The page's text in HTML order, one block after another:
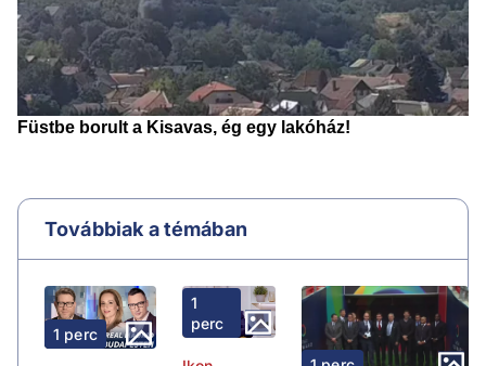
Továbbiak a témában
1 perc
1
perc